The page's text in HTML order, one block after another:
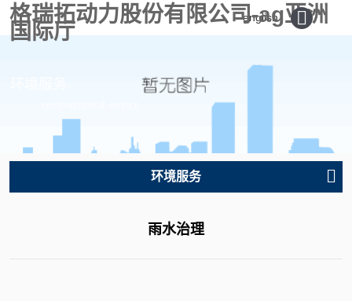
格瑞拓动力股份有限公司-ag亚洲
国际厅
english
环境服务
雨水治理